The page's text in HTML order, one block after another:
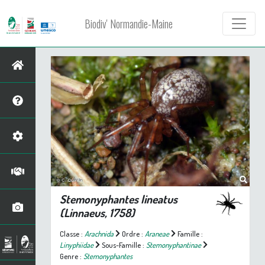
Biodiv' Normandie-Maine
Stemonyphantes lineatus
(Linnaeus, 1758)
Classe : Arachnida Ordre : Araneae
Famille :
Linyphiidae
Sous-Famille : Stemonyphantinae
Genre : Stemonyphantes